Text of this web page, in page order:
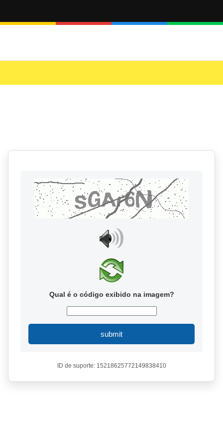
Qual é o código exibido na imagem?
submit
ID de suporte: 15218625772149838410